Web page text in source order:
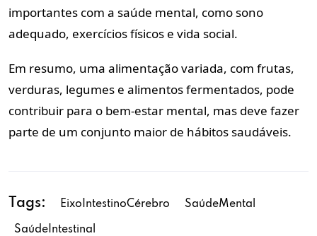
importantes com a saúde mental, como sono
adequado, exercícios físicos e vida social.
Em resumo, uma alimentação variada, com frutas,
verduras, legumes e alimentos fermentados, pode
contribuir para o bem-estar mental, mas deve fazer
parte de um conjunto maior de hábitos saudáveis.
Tags: EixoIntestinoCérebro SaúdeMental
SaúdeIntestinal